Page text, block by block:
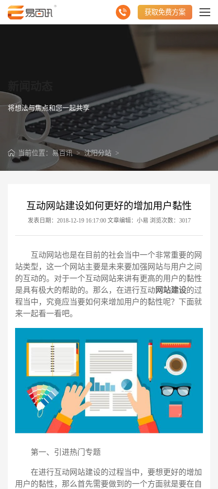
获取免费方案
将想法与焦点和您一起共享
当前位置： 易百讯>沈阳分站>
互动网站建设如何更好的增加用户黏性
发表日期：2018-12-19 16:17:00 文章编辑：小易 浏览次数：3017
互动网站也是在目前的社会当中一个非常重要的网
站类型，这一个网站主要是未来要加强网站与用户之间
的互动的。对于一个互动网站来讲有更高的用户的黏性
是具有极大的帮助的。那么，在进行互动 网站建设的过
程当中，究竟应当要如何来增加用户的黏性呢？下面就
来一起看一看吧。
第一、引进热门专题
在进行互动网站建设的过程当中，要想更好的增加
用户的黏性，那么首先需要做到的一个方面就是要在自
请输入您的公司名称